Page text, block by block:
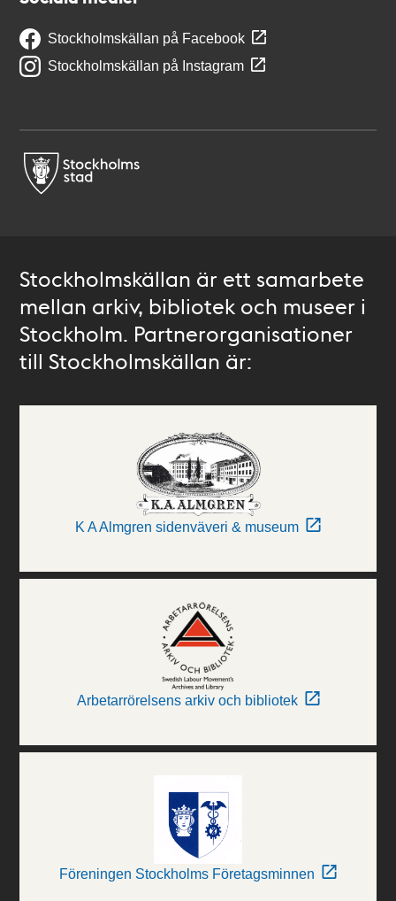
Stockholmskällan på Facebook
Stockholmskällan på Instagram
Stockholmskällan är ett samarbete
mellan arkiv, bibliotek och museer i
Stockholm. Partnerorganisationer
till Stockholmskällan är:
K A Almgren sidenväveri & museum
Arbetarrörelsens arkiv och bibliotek
Föreningen Stockholms Företagsminnen